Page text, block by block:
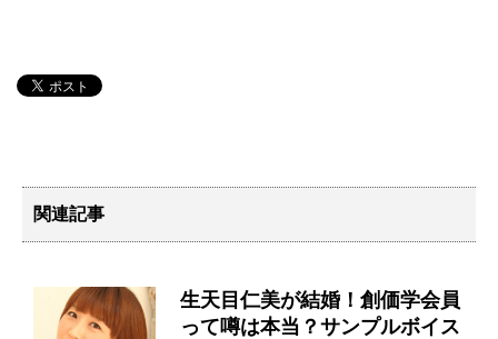
関連記事
生天目仁美が結婚！創価学会員
って噂は本当？サンプルボイス